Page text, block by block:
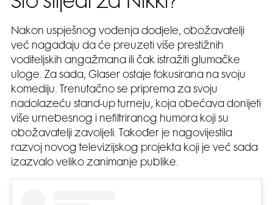
Nakon uspješnog vođenja dodjele, obožavatelji
već nagađaju da će preuzeti više prestižnih
voditeljskih angažmana ili čak istražiti glumačke
uloge. Za sada, Glaser ostaje fokusirana na svoju
komediju. Trenutačno se priprema za svoju
nadolazeću stand-up turneju, koja obećava donijeti
više urnebesnog i nefiltriranog humora koji su
obožavatelji zavoljeli. Također je nagovijestila
razvoj novog televizijskog projekta koji je već sada
izazvalo veliko zanimanje publike.